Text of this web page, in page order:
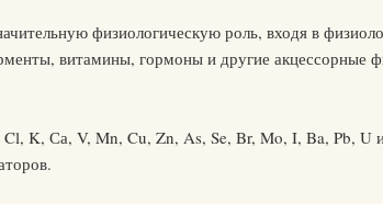
физиологическую роль, входя в
витамины, гормоны и другие акцессорные
K, Са, V, Mn, Cu, Zn, As, Se, Br, Mo, I, Ba, Pb, U